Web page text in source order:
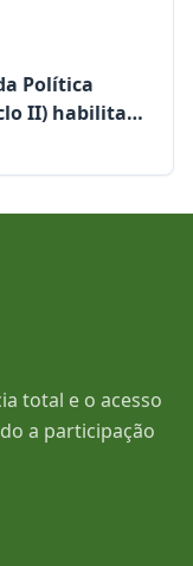
Política
II) habilitado
a cultura
total e o acesso
a participação